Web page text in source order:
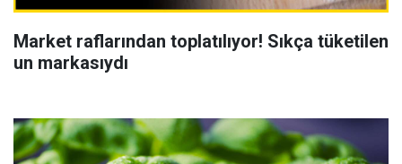
Market raflarından toplatılıyor! Sıkça tüketilen
un markasıydı